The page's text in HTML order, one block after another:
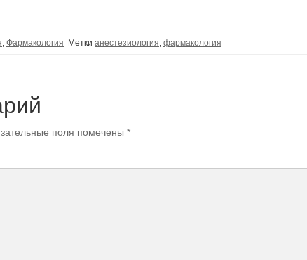
, Фармакология Метки анестезиология, фармакология
поля помечены *